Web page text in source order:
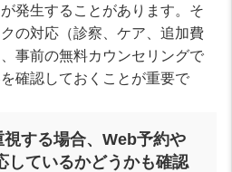
発生することがあります。そ
の対応（診察、ケア、追加費
事前の無料カウンセリングで
確認しておくことが重要で
する場合、Web予約や
しているかどうかも確認